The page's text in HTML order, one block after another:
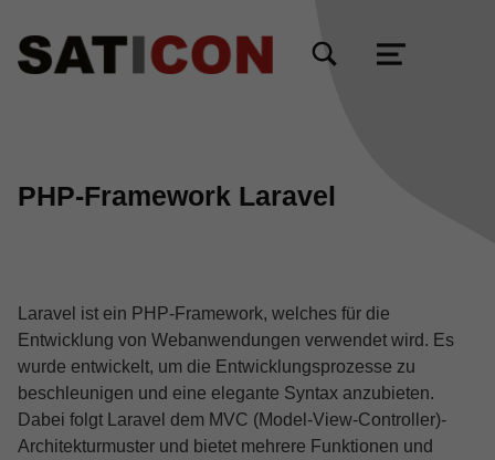
TOGGLE SEARCH FORM MODAL BOX
MENU
PHP-Framework Laravel
Laravel ist ein PHP-Framework, welches für die
Entwicklung von Webanwendungen verwendet wird. Es
wurde entwickelt, um die Entwicklungsprozesse zu
beschleunigen und eine elegante Syntax anzubieten.
Dabei folgt Laravel dem MVC (Model-View-Controller)-
Architekturmuster und bietet mehrere Funktionen und